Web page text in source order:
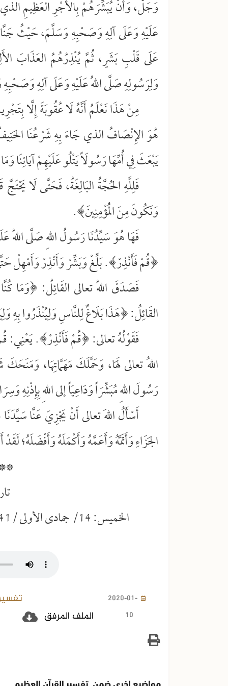
وَجَلَّ، وَأَنْ يُبَشِّرَهُمْ بِالأَجْرِ العَظِيمِ الذي
عَلَيْهِ وَعَلَى آلِهِ وَصَحْبِهِ وَسَلَّمَ، حَيْثُ
عَلَى قَلْبِ بَشَرٍ، ثُمَّ يُنْذِرُهُمُ العَذَابَ
وَلِرَسُولِهِ صَلَّى اللهُ عَلَيْهِ وَعَلَى آلِهِ
مِنْ هَذَا نَعْلَمُ أَنَّهُ لَا عُقُوبَةَ إِلَّا
هُوَ الإِنْصَافُ الذي جَاءَ بِهِ شَرْعُنَا
يَبْعَثَ فِي أُمِّهَا رَسُولَاً يَتْلُو عَلَيْهِمْ آيَاتِنَا
فَلِلَّهِ الحُجَّةُ البَالِغَةُ، فَحَتَّى لَا
وَنَكُونَ مِنَ الْمُؤْمِنِينَ﴾.
فَهَا هُوَ سَيِّدُنَا رَسُولُ اللهِ صَلَّى
﴿قُمْ فَأَنْذِرْ﴾. بَلِّغْ وَبَشِّرْ وَأَنْذِرْ وَأَمْهِلْ
فَصَدَقَ اللهُ تعالى القَائِلُ: ﴿وَمَا
القَائِلُ: ﴿هَذَا بَلَاغٌ لِلنَّاسِ وَلِيُنْذَرُوا بِهِ
فَقَوْلُهُ تعالى: ﴿قُمْ فَأَنْذِرْ﴾. يَعْنِي:
اللهُ تعالى لَهَا، وَحَمَّلَكَ مَهَمَّاتِهَا،
رَسُولَ اللهِ مُبَشِّرَاً وَدَاعِيَاً إلى اللهِ بِإِذْنِهِ
أَسْأَلُ اللهَ تعالى أَنْ يَجْزِيَ عَنَّا
الجَزَاءِ وَأَتَمَّهُ وَأَعَمَّهُ وَأَكْمَلَهُ وَأَفْضَلَهُ؛ لَقَدْ
الخميس: 14/ جمادى الأولى /1441هـ، الموافق: 9/كانون الثاني / 2020م
2020-01-
10
الملف المرفق
مواضيع اخرى ضمن تفسير القرآن العظيم